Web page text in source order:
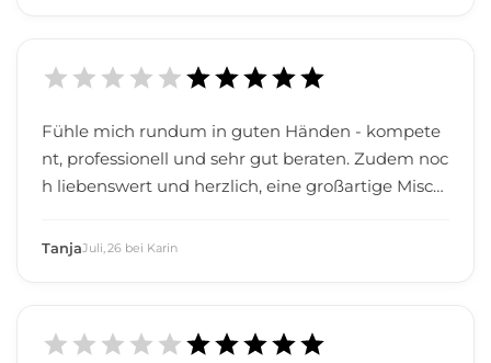
Fühle mich rundum in guten Händen - kompete
nt, professionell und sehr gut beraten. Zudem noc
h liebenswert und herzlich, eine großartige Misch
TanjaJuli ,26 bei Karin